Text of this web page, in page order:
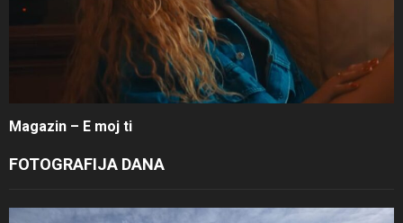
Magazin – E moj ti
FOTOGRAFIJA DANA